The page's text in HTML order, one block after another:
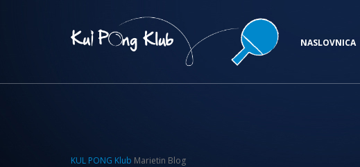
NASLOVNICA
KUL PONG Klub Marietin Blog